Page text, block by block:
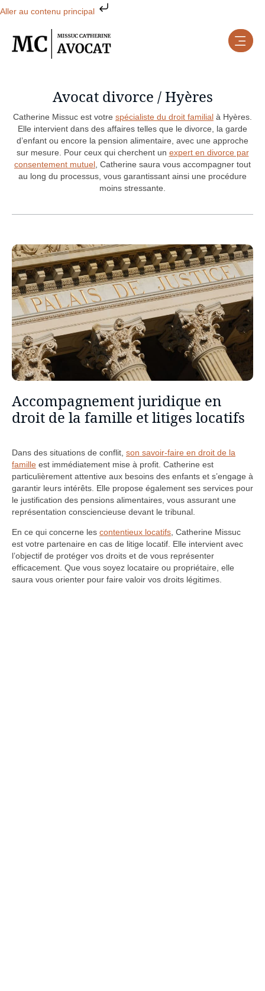
Aller au contenu principal
Avocat divorce / Hyères
Catherine Missuc est votre spécialiste du droit familial à Hyères.
Elle intervient dans des affaires telles que le divorce, la garde
d’enfant ou encore la pension alimentaire, avec une approche
sur mesure. Pour ceux qui cherchent un expert en divorce par
consentement mutuel , Catherine saura vous accompagner tout
au long du processus, vous garantissant ainsi une procédure
moins stressante.
Accompagnement juridique en
droit de la famille et litiges locatifs
Dans des situations de conflit, son savoir-faire en droit de la
famille est immédiatement mise à profit. Catherine est
particulièrement attentive aux besoins des enfants et s’engage à
garantir leurs intérêts. Elle propose également ses services pour
le justification des pensions alimentaires, vous assurant une
représentation consciencieuse devant le tribunal.
En ce qui concerne les contentieux locatifs, Catherine Missuc
est votre partenaire en cas de litige locatif. Elle intervient avec
l’objectif de protéger vos droits et de vous représenter
efficacement. Que vous soyez locataire ou propriétaire, elle
saura vous orienter pour faire valoir vos droits légitimes.